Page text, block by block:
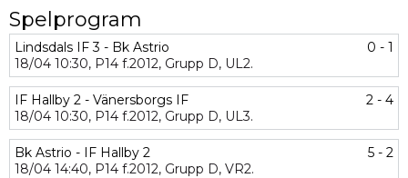
Spelprogram
Lindsdals IF 3 - Bk Astrio
0 - 1
18/04 10:30, P14 f.2012, Grupp D, UL2.
IF Hallby 2 - Vänersborgs IF
2 - 4
18/04 10:30, P14 f.2012, Grupp D, UL3.
Bk Astrio - IF Hallby 2
5 - 2
18/04 14:40, P14 f.2012, Grupp D, VR2.